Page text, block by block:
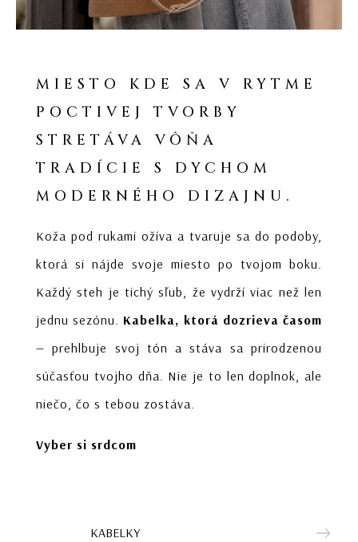
MIESTO KDE SA V RYTME
POCTIVEJ TVORBY
STRETÁVA VÔŇA
TRADÍCIE S DYCHOM
MODERNÉHO DIZAJNU.
Koža pod rukami ožíva a tvaruje sa do podoby,
ktorá si nájde svoje miesto po tvojom boku.
Každý steh je tichý sľub, že vydrží viac než len
jednu sezónu. Kabelka, ktorá dozrieva časom
— prehlbuje svoj tón a stáva sa prirodzenou
súčasťou tvojho dňa. Nie je to len doplnok, ale
niečo, čo s tebou zostáva.
Vyber si srdcom
KABELKY